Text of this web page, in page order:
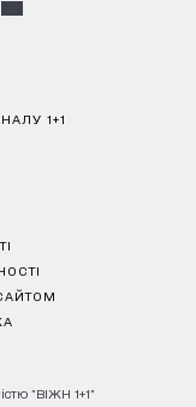
1+1
"ВІЖН 1+1"